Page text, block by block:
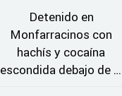
Detenido en
Monfarracinos con
hachís y cocaína
escondida debajo de la